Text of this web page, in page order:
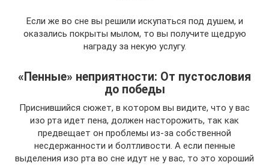
Если же во сне вы решили искупаться под душем, и
оказались покрыты мылом, то вы получите щедрую
награду за некую услугу.
«Пенные» неприятности: От пустословия
до победы
Приснившийся сюжет, в котором вы видите, что у вас
изо рта идет пена, должен насторожить, так как
предвещает он проблемы из-за собственной
несдержанности и болтливости. А если пенные
выделения изо рта во сне идут не у вас, то это хороший